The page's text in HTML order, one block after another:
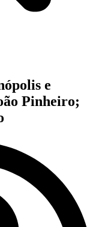
e
Pinheiro;